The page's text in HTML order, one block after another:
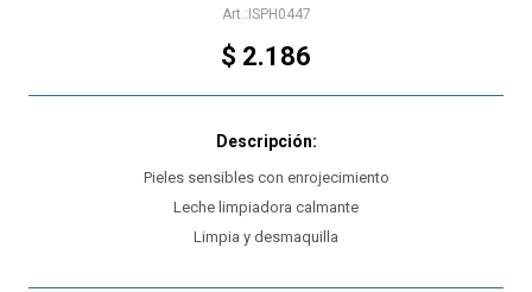
ISPH0447
$ 2.186
Pieles sensibles con enrojecimiento
Leche limpiadora calmante
Limpia y desmaquilla